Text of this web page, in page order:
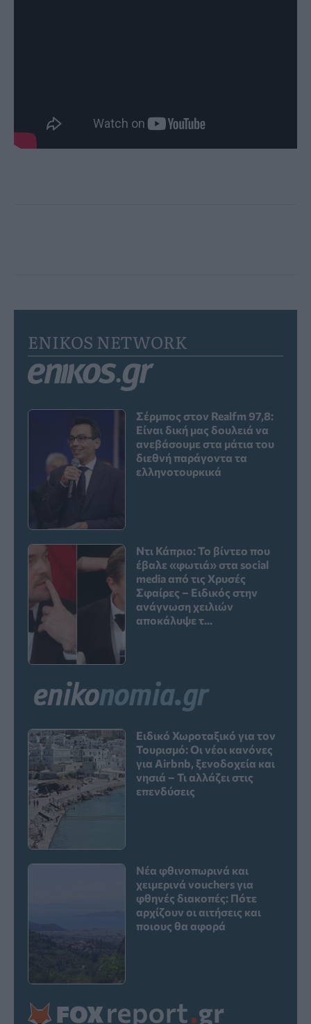
ENIKOS NETWORK
Σέρμπος στον Realfm 97,8:
Είναι δική μας δουλειά να
ανεβάσουμε στα μάτια του
διεθνή παράγοντα τα
ελληνοτουρκικά
Ντι Κάπριο: Το βίντεο που
έβαλε «φωτιά» στα social
media από τις Χρυσές
Σφαίρες – Ειδικός στην
ανάγνωση χειλιών
αποκάλυψε τ...
Ειδικό Χωροταξικό για τον
Τουρισμό: Οι νέοι κανόνες
για Airbnb, ξενοδοχεία και
νησιά – Τι αλλάζει στις
επενδύσεις
Νέα φθινοπωρινά και
χειμερινά vouchers για
φθηνές διακοπές: Πότε
αρχίζουν οι αιτήσεις και
ποιους θα αφορά